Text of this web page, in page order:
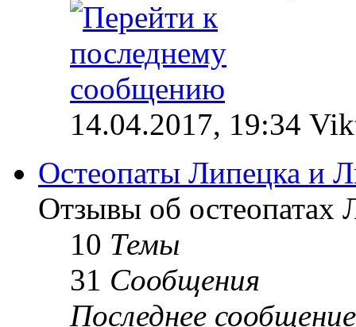
14.04.2017, 19:34
Остеопаты Липецка и
Отзывы об остеопатах
10 Темы
31 Сообщения
Последнее сообщение